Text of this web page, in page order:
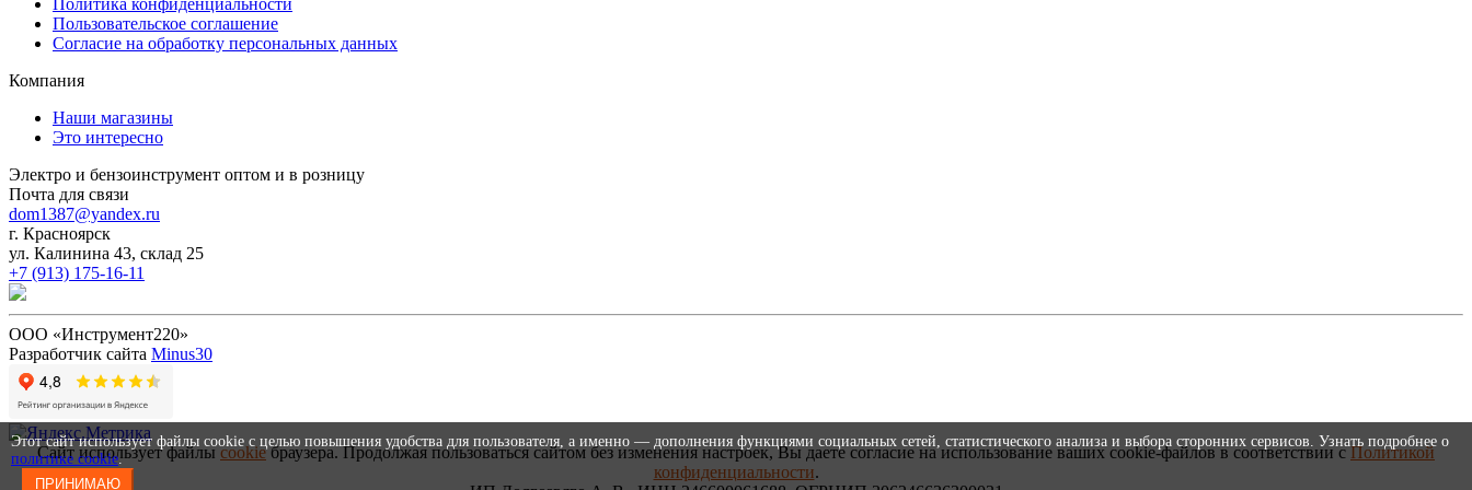
Этот сайт использует файлы cookie с целью повышения удобства для пользователя, а именно — дополнения функциями социальных сетей, статистического анализа и выбора сторонних сервисов. Узнать подробнее о
политике cookie.
ПРИНИМАЮ
Пользовательское соглашение
Согласие на обработку персональных данных
Компания
Наши магазины
Это интересно
Электро и бензоинструмент оптом и в розницу
Почта для связи
dom1387@yandex.ru
г. Красноярск
ул. Калинина 43, склад 25
+7 (913) 175-16-11
ООО «Инструмент220»
Разработчик сайта Minus30
Сайт использует файлыcookieбраузера. Продолжая пользоваться сайтом без изменения настроек, Вы даете согласие на использование ваших cookie-файлов в соответствии сПолитикой
конфиденциальности.